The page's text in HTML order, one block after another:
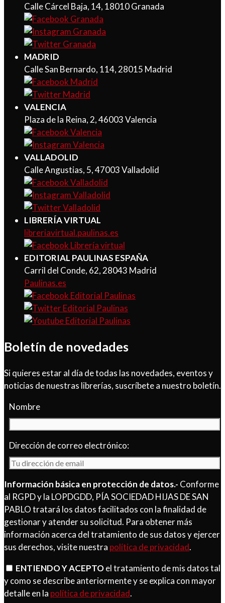
Calle Cárcel Baja, 14, 18010 Granada
MADRID
Calle San Bernardo, 114, 28015 Madrid
VALENCIA
Plaza de la Reina, 2, 46003 Valencia
VALLADOLID
Calle Angustias, 5, 47003 Valladolid
LIBRERÍA VIRTUAL
libreriavirtual.paulinas.es
EDITORIAL PAULINAS ESPAÑA
Carril del Conde, 62, 28043 Madrid
Paulinas.es
Boletín de novedades
Si quieres estar al día de todas las novedades, eventos y
noticias de nuestras librerías, suscríbete a nuestro boletín.
Nombre
Dirección de correo electrónico:
Información básica en protección de datos.- Conforme
al RGPD y la LOPDGDD, PÍA SOCIEDAD HIJAS DE SAN
PABLO tratará los datos facilitados con la finalidad de
gestionar y atender su solicitud. Para obtener más
información acerca del tratamiento de sus datos y ejercer
sus derechos, visite nuestra política de privacidad.
ENTIENDO Y ACEPTOel tratamiento de mis datos tal
y como se describe anteriormente y se explica con mayor
detalle en la política de privacidad.